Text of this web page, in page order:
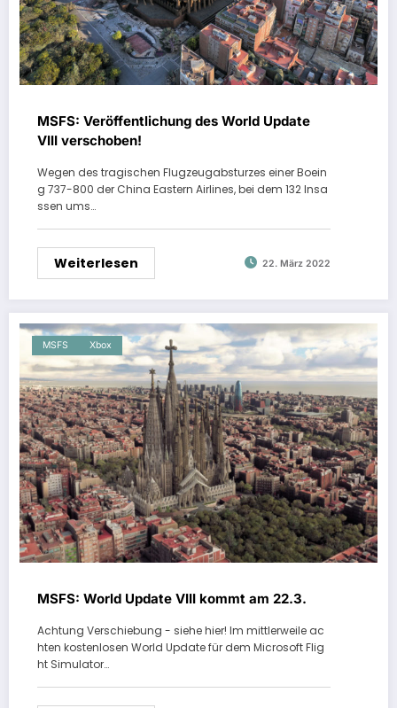
MSFS: Veröffentlichung des World Update
VIII verschoben!
Wegen des tragischen Flugzeugabsturzes einer Boein
g 737-800 der China Eastern Airlines, bei dem 132 Insa
ssen ums…
Weiterlesen 22. März 2022
MSFS Xbox
MSFS: World Update VIII kommt am 22.3.
Achtung Verschiebung - siehe hier! Im mittlerweile ac
hten kostenlosen World Update für dem Microsoft Flig
ht Simulator…